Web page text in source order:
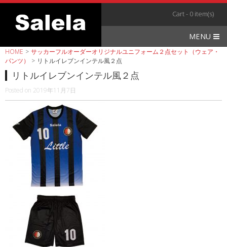
Skip
content
Cart - 0 item(s)
MENU
HOME > サッカーフルオーダーオリジナルユニフォーム２点セット（ウェア・
パンツ）
> リトルイレブンインテル風２点
リトルイレブンインテル風２点
Posted on 2019年11月7日